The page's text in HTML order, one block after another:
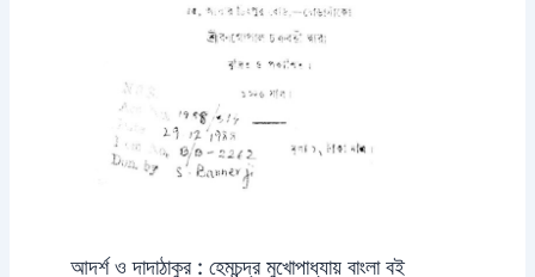
আদর্শ ও দাদাঠাকুর : হেমচন্দ্র মুখোপাধ্যায় বাংলা বই